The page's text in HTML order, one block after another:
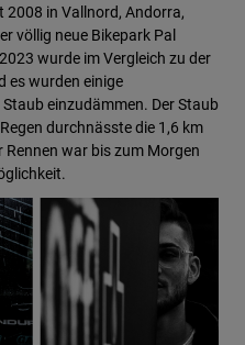
2008 in Vallnord, Andorra,
völlig neue Bikepark Pal
wurde im Vergleich zu der
es wurden einige
einzudämmen. Der Staub
durchnässte die 1,6 km
Rennen war bis zum Morgen